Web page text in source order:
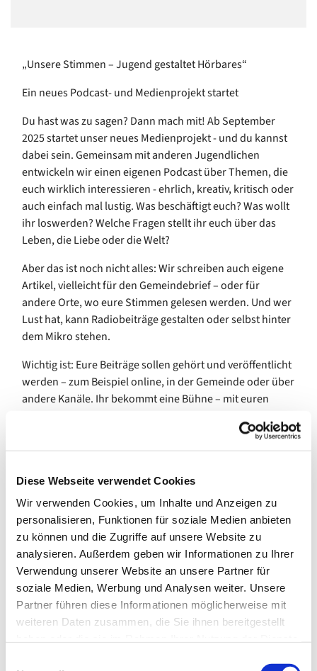
Diese Webseite verwendet Cookies
Wir verwenden Cookies, um Inhalte und Anzeigen zu
personalisieren, Funktionen für soziale Medien anbieten
zu können und die Zugriffe auf unsere Website zu
analysieren. Außerdem geben wir Informationen zu Ihrer
Verwendung unserer Website an unsere Partner für
soziale Medien, Werbung und Analysen weiter. Unsere
Partner führen diese Informationen möglicherweise mit
weiteren Daten zusammen, die Sie ihnen bereitgestellt
„Unsere Stimmen – Jugend gestaltet Hörbares“
Ein neues Podcast- und Medienprojekt startet
Du hast was zu sagen? Dann mach mit! Ab September
2025 startet unser neues Medienprojekt - und du kannst
dabei sein. Gemeinsam mit anderen Jugendlichen
entwickeln wir einen eigenen Podcast über Themen, die
euch wirklich interessieren - ehrlich, kreativ, kritisch oder
auch einfach mal lustig. Was beschäftigt euch? Was wollt
ihr loswerden? Welche Fragen stellt ihr euch über das
Leben, die Liebe oder die Welt?
Aber das ist noch nicht alles: Wir schreiben auch eigene
Artikel, vielleicht für den Gemeindebrief – oder für
andere Orte, wo eure Stimmen gelesen werden. Und wer
Lust hat, kann Radiobeiträge gestalten oder selbst hinter
dem Mikro stehen.
Wichtig ist: Eure Beiträge sollen gehört und veröffentlicht
werden – zum Beispiel online, in der Gemeinde oder über
andere Kanäle. Ihr bekommt eine Bühne – mit euren
Los geht’s am 18.09.2025 um 17:00 Uhr im Jugendraum
Driesch 1-3.
Du bist ca. 12 Jahre oder älter? Du hast Lust
mitzumachen – egal ob mit Ideen, Technikinteresse,
Musik oder einfach aus Neugier? Dann komm vorbei!
Wir freuen uns auf viele Stimmen – und ein Projekt, das
hörbar macht, was euch wichtig ist.
Fragen oder Interesse? Melde dich bei:
Maria, E-Mail: jugend.wild@ekir.de